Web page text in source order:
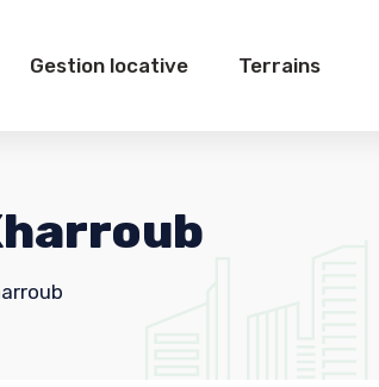
Gestion locative Terrains